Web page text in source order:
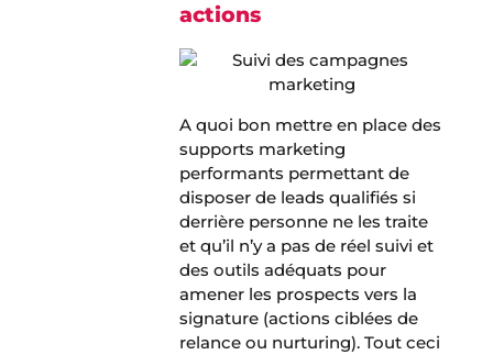
actions
A quoi bon mettre en place des
supports marketing
performants permettant de
disposer de leads qualifiés si
derrière personne ne les traite
et qu’il n’y a pas de réel suivi et
des outils adéquats pour
amener les prospects vers la
signature (actions ciblées de
relance ou nurturing). Tout ceci